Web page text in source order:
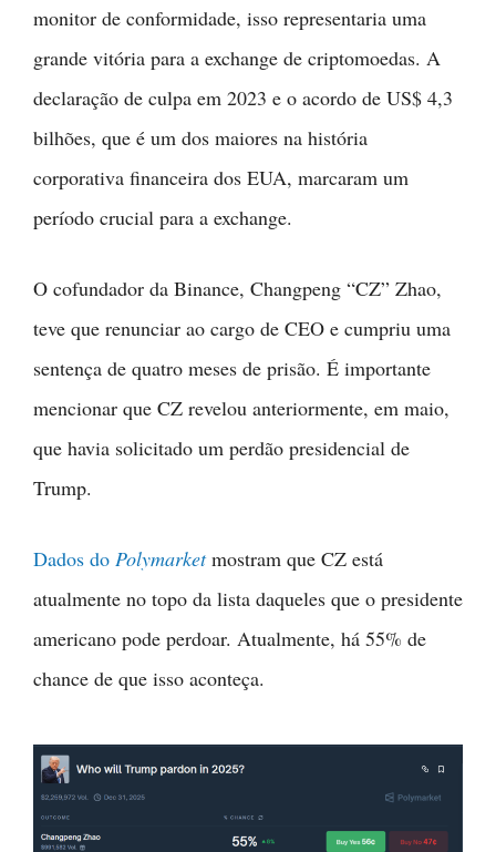
monitor de conformidade, isso representaria uma
grande vitória para a exchange de criptomoedas. A
declaração de culpa em 2023 e o acordo de US$ 4,3
bilhões, que é um dos maiores na história
corporativa financeira dos EUA, marcaram um
período crucial para a exchange.
O cofundador da Binance, Changpeng “CZ” Zhao,
teve que renunciar ao cargo de CEO e cumpriu uma
sentença de quatro meses de prisão. É importante
mencionar que CZ revelou anteriormente, em maio,
que havia solicitado um perdão presidencial de
Trump.
Dados do Polymarketmostram que CZ está
atualmente no topo da lista daqueles que o presidente
americano pode perdoar. Atualmente, há 55% de
chance de que isso aconteça.